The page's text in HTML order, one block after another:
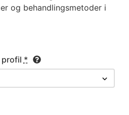
og behandlingsmetoder i
profil *